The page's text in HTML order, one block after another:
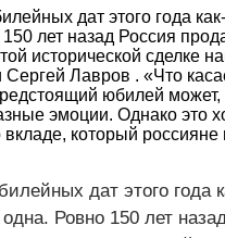
дат этого года
лет назад Россия
исторической сделке
Лавров . «Что
юбилей может,
эмоции. Однако это
вкладе, который россияне
дат этого года
Ровно 150 лет